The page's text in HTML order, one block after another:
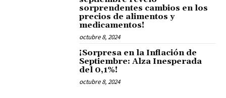
sorprendentes cambios en los
precios de alimentos y
medicamentos!
octubre 8, 2024
¡Sorpresa en la Inflación de
Septiembre: Alza Inesperada
del 0,1%!
octubre 8, 2024